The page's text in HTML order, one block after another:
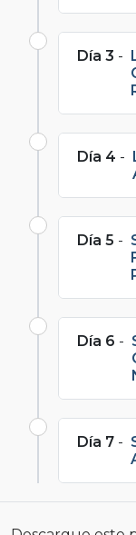
Día 3 -
Día 4 -
Día 5 -
Día 6 -
Día 7 -